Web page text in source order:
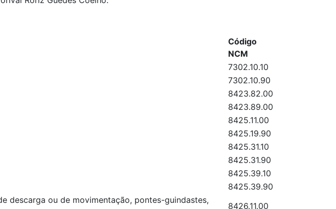
Código
NCM
7302.10.10
7302.10.90
8423.82.00
8423.89.00
8425.11.00
8425.19.90
8425.31.10
8425.31.90
8425.39.10
8425.39.90
descarga ou de movimentação, pontes-guindastes,
8426.11.00